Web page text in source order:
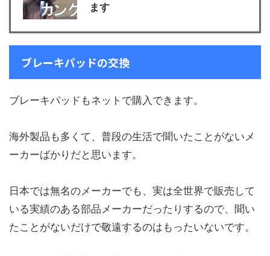
ます
ブレーキパッドの交換
ブレーキパッドもネットで購入できます。
海外製品も多くて、普段の生活で聞いたことがないメ
ーカーばかりだと思います。
日本では無名のメーカーでも、実は全世界で販売して
いる実績のある部品メーカーだったりするので、聞い
たことがないだけで敬遠するのはもったいないです。